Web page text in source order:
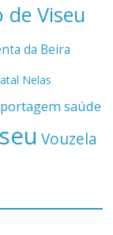
Viseu
da Beira
Nelas
saúde
Vouzela